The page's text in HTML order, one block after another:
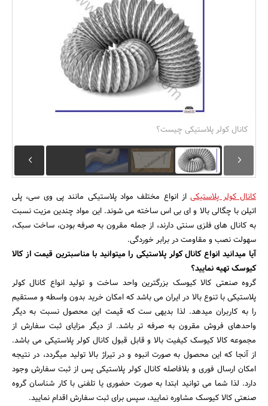
مسکن و ساختمان
کانال کولر پلاستیکی چیست؟
کانال کولر پلاستیکیاز انواع مختلف مواد پلاستیکی مانند پی وی سی، پلی
اتیلن با چگالی بالا و ای بی اس ساخته می شوند. این مواد چندین مزیت نسبت
به کانال های فلزی سنتی دارند، از جمله مقرون به صرفه بودن، ساخت سبک،
سهولت نصب و مقاومت در برابر خوردگی.
آیا میدانید انواع کانال کولر پلاستیکی را میتوانید با مناسبترین قیمت از کالا
کیوسک تهیه نمایید؟
گروه صنعتی کالا کیوسک بزرگترین واحد ساخت و تولید انواع کانال کولر
پلاستیکی با تنوع بالا در ایران می باشد که امکان خرید بدون واسطه و مستقیم
را به کاربران میدهد. لذا بدیهی ست که قیمت این محصول نسبت به دیگر
واحدهای فروش مقرون به صرفه تر باشد. از دیگر مزایای ثبت سفارش از
مجموعه کالا کیوسک کیفیت بالا و قابل قبول کانال کولر پلاستیکی می باشد.
از آنجا که این محصول به صورت انبوه و در تیراژ بالا تولید میگردد، در نتیجه
امکان ارسال فوری و بلافاصله کانال کولر پلاستیکی پس از ثبت سفارش وجود
دارد. لذا شما می توانید ابتدا به صورت حضوری یا تلفنی با کار شناسان گروه
صنعتی کالا کیوسک مشاوره نمایید، سپس برای ثبت سفارش اقدام نمایید.